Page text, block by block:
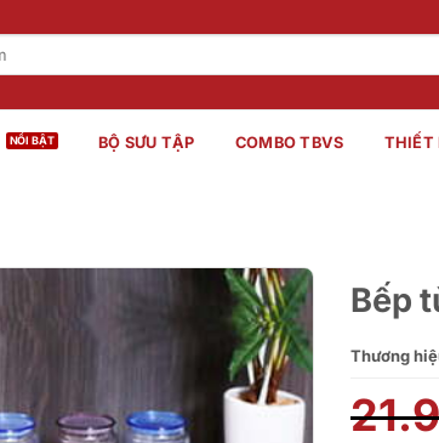
BỘ SƯU TẬP COMBO TBVS THIẾT
Bếp
Thương